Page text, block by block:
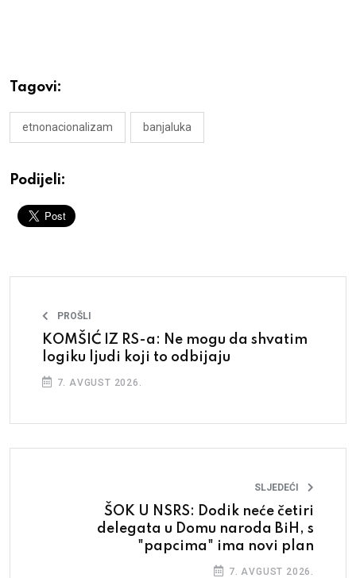
Tagovi:
etnonacionalizam banjaluka
Podijeli:
PROŠLI
KOMŠIĆ IZ RS-a: Ne mogu da shvatim
logiku ljudi koji to odbijaju
7. AVGUST 2026.
SLJEDEĆI
ŠOK U NSRS: Dodik neće četiri
delegata u Domu naroda BiH, s
"papcima" ima novi plan
7. AVGUST 2026.